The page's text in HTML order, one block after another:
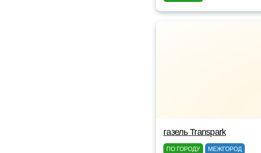
газель Transpark
ПО ГОРОДУ МЕЖГОРОД